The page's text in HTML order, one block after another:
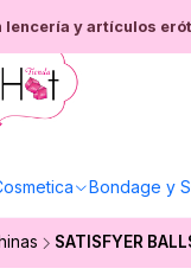
Bondage y
lencería y artículos
SATISFYER